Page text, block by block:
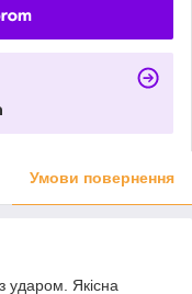
Умови повернення
ударом. Якісна